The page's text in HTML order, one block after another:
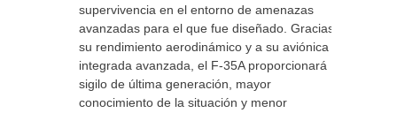
supervivencia en el entorno de amenazas
avanzadas para el que fue diseñado. Gracias a
su rendimiento aerodinámico y a su aviónica
integrada avanzada, el F-35A proporcionará
sigilo de última generación, mayor
conocimiento de la situación y menor